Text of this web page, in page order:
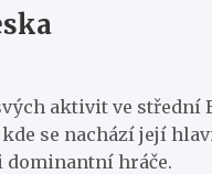
aktivit ve střední
se nachází její
dominantní hráče.